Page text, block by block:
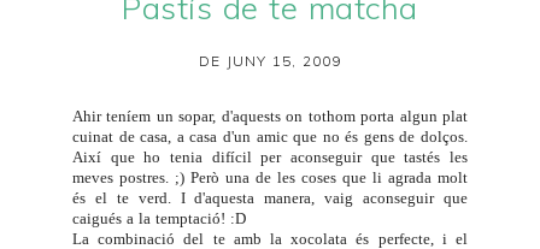
DE JUNY 15, 2009
Ahir teníem un sopar, d'aquests on tothom porta algun plat
cuinat de casa, a casa d'un amic que no és gens de dolços.
Així que ho tenia difícil per aconseguir que tastés les
meves postres. ;) Però una de les coses que li agrada molt
és el te verd. I d'aquesta manera, vaig aconseguir que
caigués a la temptació! :D
La combinació del te amb la xocolata és perfecte, i el